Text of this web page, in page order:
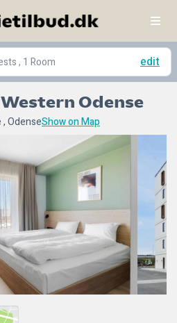
, 1 Room edit
Odense
OdenseShow on Map